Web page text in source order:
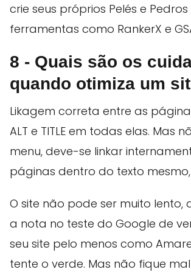
crie seus próprios Pelés e
ferramentas como RankerX e
8 - Quais são os
quando otimiza um
Likagem correta entre as
ALT e TITLE em todas elas. Mas
menu, deve-se linkar
páginas dentro do texto
O site não pode ser muito lento,
a nota no teste do Google de
seu site pelo menos como
tente o verde. Mas não fique